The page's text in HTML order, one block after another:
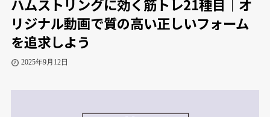
ハムストリングに効く筋トレ21種目｜オ
リジナル動画で質の高い正しいフォーム
を追求しよう
2025年9月12日